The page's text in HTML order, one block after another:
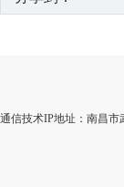
通信技术IP地址：南昌市